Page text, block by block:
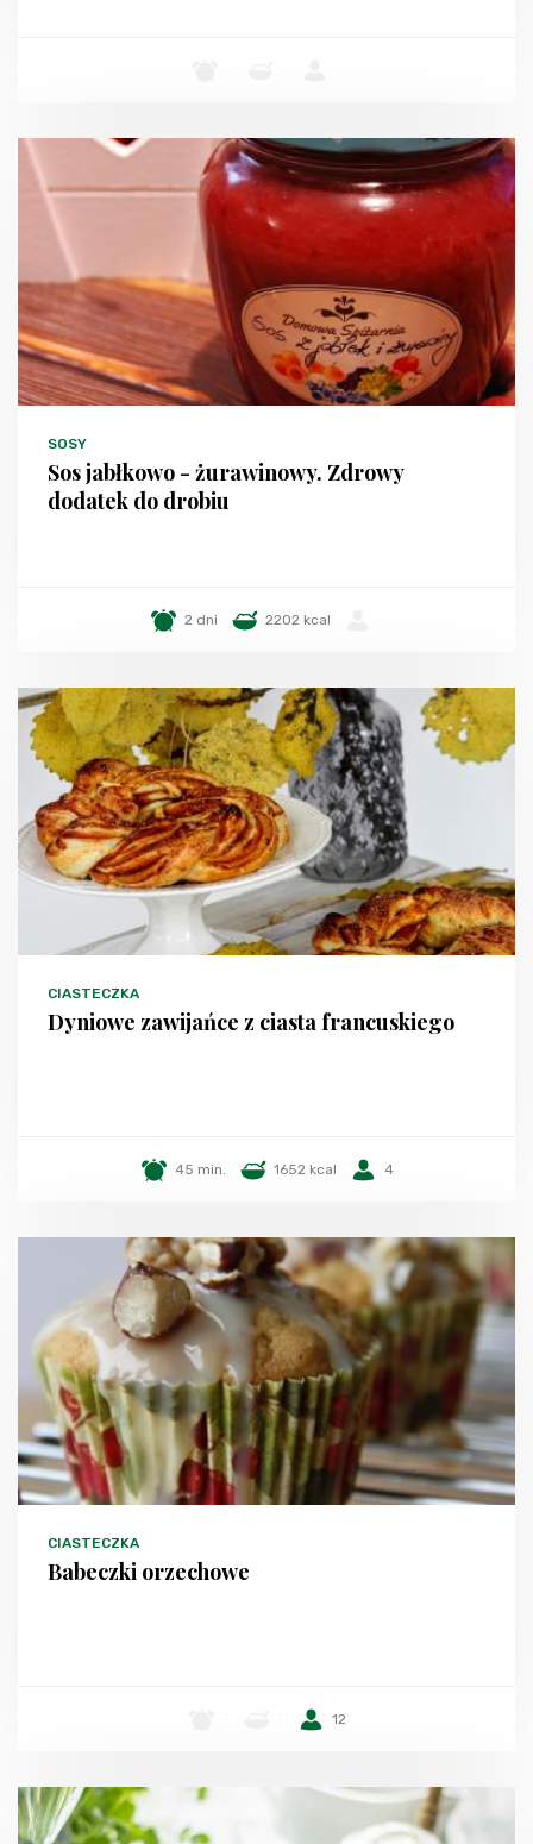
SOSY
Sos jabłkowo - żurawinowy. Zdrowy
dodatek do drobiu
2 dni 2202 kcal
CIASTECZKA
Dyniowe zawijańce z ciasta francuskiego
45 min. 1652 kcal 4
CIASTECZKA
Babeczki orzechowe
12